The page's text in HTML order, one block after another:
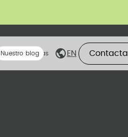
compartidas
Nuestro blog EN Contacta